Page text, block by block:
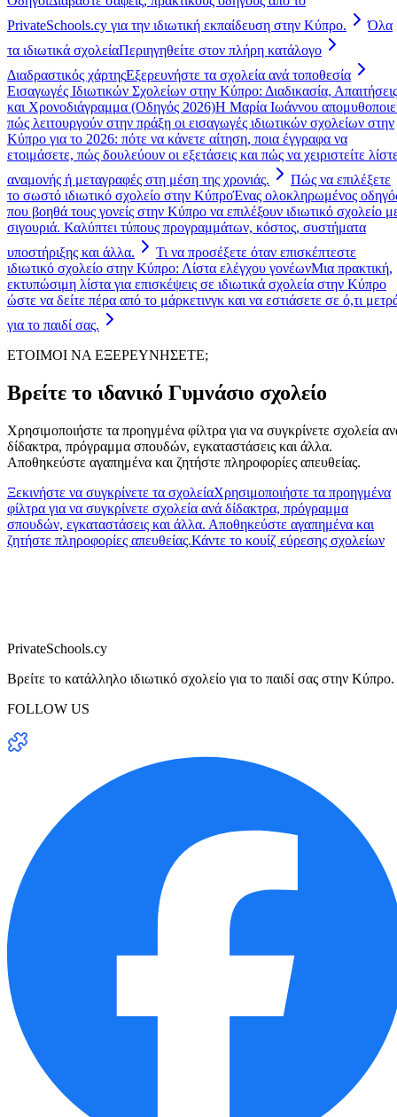
PrivateSchools.cy για την ιδιωτική εκπαίδευση στην Κύπρο.
Όλα
τα ιδιωτικά σχολείαΠεριηγηθείτε στον πλήρη κατάλογο
Διαδραστικός χάρτηςΕξερευνήστε τα σχολεία ανά τοποθεσία
Εισαγωγές Ιδιωτικών Σχολείων στην Κύπρο: Διαδικασία, Απαιτήσεις
και Χρονοδιάγραμμα (Οδηγός 2026)Η Μαρία Ιωάννου
πώς λειτουργούν στην πράξη οι εισαγωγές ιδιωτικών σχολείων στην
Κύπρο για το 2026: πότε να κάνετε αίτηση, ποια έγγραφα να
ετοιμάσετε, πώς δουλεύουν οι εξετάσεις και πώς να χειριστείτε
αναμονής ή μεταγραφές στη μέση της χρονιάς.
Πώς να επιλέξετε
το σωστό ιδιωτικό σχολείο στην ΚύπροΈνας ολοκληρωμένος
που βοηθά τους γονείς στην Κύπρο να επιλέξουν ιδιωτικό σχολείο
σιγουριά. Καλύπτει τύπους προγραμμάτων, κόστος, συστήματα
υποστήριξης και άλλα.
Τι να προσέξετε όταν επισκέπτεστε
ιδιωτικό σχολείο στην Κύπρο: Λίστα ελέγχου γονέωνΜια πρακτική,
εκτυπώσιμη λίστα για επισκέψεις σε ιδιωτικά σχολεία στην Κύπρο
ώστε να δείτε πέρα από το μάρκετινγκ και να εστιάσετε σε ό,τι
για το παιδί σας.
ΕΤΟΙΜΟΙ ΝΑ ΕΞΕΡΕΥΝΗΣΕΤΕ;
Βρείτε το ιδανικό Γυμνάσιο σχολείο
Χρησιμοποιήστε τα προηγμένα φίλτρα για να συγκρίνετε σχολεία
δίδακτρα, πρόγραμμα σπουδών, εγκαταστάσεις και άλλα.
Αποθηκεύστε αγαπημένα και ζητήστε πληροφορίες απευθείας.
Ξεκινήστε να συγκρίνετε τα σχολείαΧρησιμοποιήστε τα προηγμένα
φίλτρα για να συγκρίνετε σχολεία ανά δίδακτρα, πρόγραμμα
σπουδών, εγκαταστάσεις και άλλα. Αποθηκεύστε αγαπημένα και
ζητήστε πληροφορίες απευθείας.Κάντε το κουίζ εύρεσης σχολείων
PrivateSchools.cy
Βρείτε το κατάλληλο ιδιωτικό σχολείο για το παιδί σας στην Κύπρο.
FOLLOW US